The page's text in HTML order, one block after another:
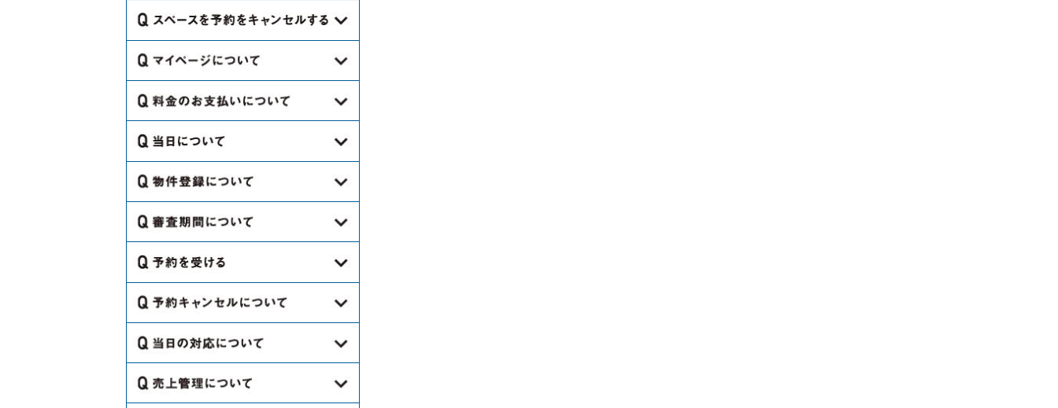
Q.会員登録はどこでしますか？
Q.会員登録は必要情報を入力するだ
けですか？
Q.会員登録するのに料金はかかりま
すか？
Q.会員登録するのに保証人は必要で
すか？
Q.会員登録の際に担当者欄が5名分あ
ルを受け取れますか？
Q.会員登録の際に法人と個人で登録
を選択しますが、登録後に対応等で
何か違いはありますか？
Q.ひとつの法人で複数の支社や営業
登録すればよいですか？
Q.登録したメールアドレスにメール
が届きません。
Q.海外のスペースはないのですか？
Q.スペースの空き情報を知りたいで
す。
Q.スペースでわからないことがあっ
か。
Q.備品レンタル（机、レジ、プロジ
ェクター等）の貸出しは行っていま
すか。
Q.オプションにある「特定業種割
引」ってなんですか？
すか。
Q.カレンダーで黒塗りになっている
Q.金額が｢お問い合わせください｣に
なっているのは、どうやって金額を
聞けばよいですか。
ことができますか？
Q.電話での予約はできますか？
Q.キャンセル待ちとはどのような機
能ですか？
ません。
Q.メルマガはどれくらいの頻度でき
Q.保証の際の詳細を教えてくださ
い。
Q.予約内容は後から変更することは
Q.どのような手続きが必要になりま
Q.キャンセル料の金額はどこを見た
らわかりますか？
Q.キャンセル料はどのように返金さ
か？
Q.ひとつの予約で複数の日程で予約
をとりましたが、1日だけキャンセル
したいです。
Q.誤ってキャンセルしてしまいまし
た。予約を戻すことはできますか？
る必要はありますか？
Q.口座情報欄に入力する口座は会員
Q.口座情報は都度変更してもよいで
すか？
Q.証明書類にあるPL保険ってなんで
ありますか？
Q.移動販売車の登録はどのタイミン
グでできますか？
どのように登録すれば良いですか？
Q.移動販売での出店の場合、加入し
Q.どのような支払方法があります
Q.銀行振込みの場合、どこの銀行で
も振込みできますか？
Q.コンビニ支払の場合、どこのコン
社でも使用できますか？
Q.請求書や領収書はマイページで確
認できますか？
Q.利用当日の流れを教えてくださ
Q.利用当日にトラブルがあった場
合、どこに連絡すればよいですか？
Q.利用時間を変更したい場合、どう
ろしいでしょうか？
Q.スペースの備品・設備を破損して
しまいました。どうすればよいです
か？
Q.どのように物件登録をするのです
Q.どのような場所も登録できるので
すか？
Q.海外のスペースも登録することが
上で表示されません。
Q.貸出物はどのようなものでもよい
Q.ビジネス会員の審査はどのような
Q.ビジネス会員の審査期間はどれく
らいかかりますか？
Q.ビジネス会員の審査が終わったら
れますか？
Q.ユーザーからお問い合わせがあっ
た際はどのように対応すれば良いで
すか？
Q.予約キャンセルの場合、どのよう
Q.入金後のキャンセルで返金がある
場合、どのような手続きが必要です
Q.鍵の受け渡しはどのように行われ